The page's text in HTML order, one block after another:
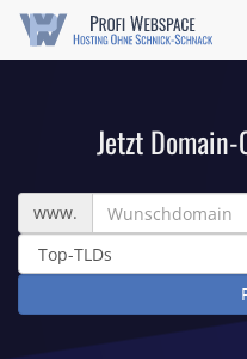
Jetzt
Wunschdomain
www.